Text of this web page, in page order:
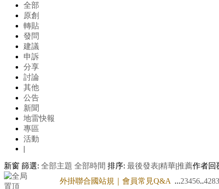
全部
原創
轉貼
發問
建議
申訴
分享
討論
其他
公告
新聞
地雷快報
專區
活動
|
新窗 篩選: 全部主題 全部時間 排序: 最後發表|精華|推薦作者回
外掛聯合國站規｜會員常見Q&A ...23456..4283